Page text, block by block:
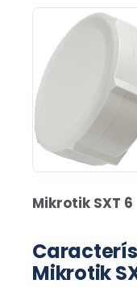
Mikrotik SXT 6
Mikrotik